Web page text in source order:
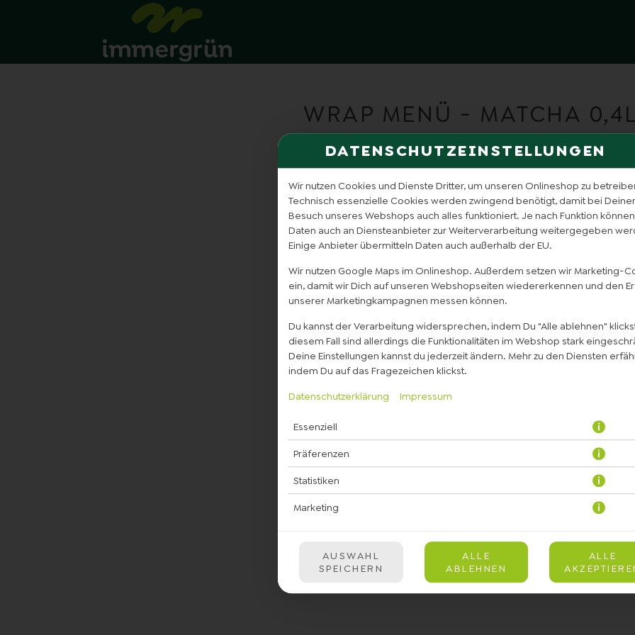
DATENSCHUTZEINSTELLUNGEN
Wir nutzen Cookies und Dienste Dritter, um unseren Onlineshop zu
Technisch essenzielle Cookies werden zwingend benötigt, damit bei
Besuch unseres Webshops auch alles funktioniert. Je nach Funktion können
Daten auch an Diensteanbieter zur Weiterverarbeitung weitergegeben
Einige Anbieter übermitteln Daten auch außerhalb der EU.
Wir nutzen Google Maps im Onlineshop. Außerdem setzen wir Marketing-
ein, damit wir Dich auf unseren Webshopseiten wiedererkennen und den
unserer Marketingkampagnen messen können.
Du kannst der Verarbeitung widersprechen, indem Du "Alle ablehnen"
diesem Fall sind allerdings die Funktionalitäten im Webshop stark
Deine Einstellungen kannst du jederzeit ändern. Mehr zu den Diensten
indem Du auf das Fragezeichen klickst.
Datenschutzerklärung
Impressum
Essenziell
Präferenzen
Statistiken
Marketing
AUSWAHL
SPEICHERN
ALLE
ABLEHNEN
ALLE
WRAP MENÜ - MATCHA 0,4L
mit einem Wrap nach Wahl
JETZT BESTELLEN